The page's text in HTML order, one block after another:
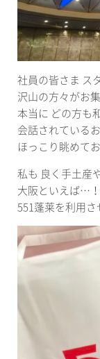
社員の皆さま ス
沢山の方々がお集
本当に どの方も
会話されている
ほっこり眺めて
私も 良く手土産
大阪といえば…
551蓬莱を利用さ